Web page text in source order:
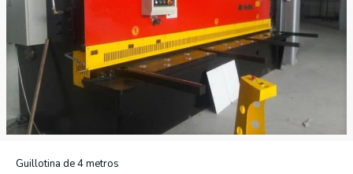
Guillotina de 4 metros